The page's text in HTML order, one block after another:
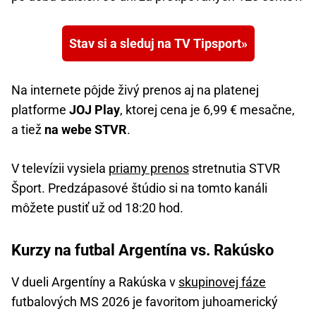
Stav si a sleduj na TV Tipsport
Na internete pôjde živý prenos aj na platenej
platforme JOJ Play, ktorej cena je 6,99 € mesačne,
a tiež na webe STVR.
V televízii vysiela priamy prenos stretnutia STVR
Šport. Predzápasové štúdio si na tomto kanáli
môžete pustiť už od 18:20 hod.
Kurzy na futbal Argentína vs. Rakúsko
V dueli Argentíny a Rakúska v skupinovej fáze
futbalových MS 2026 je favoritom juhoamerický